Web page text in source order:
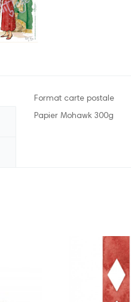
Format carte postale
Papier Mohawk 300g